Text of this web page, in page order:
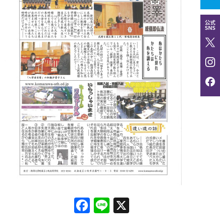
公式
SNS
Facebook
Line